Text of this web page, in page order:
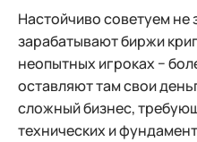
Настойчиво советуем не
зарабатывают биржи
неопытных игроках −
оставляют там свои
сложный бизнес,
технических и